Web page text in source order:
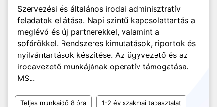
Szervezési és általános irodai adminisztratív
feladatok ellátása. Napi szintű kapcsolattartás a
meglévő és új partnerekkel, valamint a
sofőrökkel. Rendszeres kimutatások, riportok és
nyilvántartások készítése. Az ügyvezető és az
irodavezető munkájának operatív támogatása.
MS...
Teljes munkaidő 8 óra 1-2 év szakmai tapasztalat